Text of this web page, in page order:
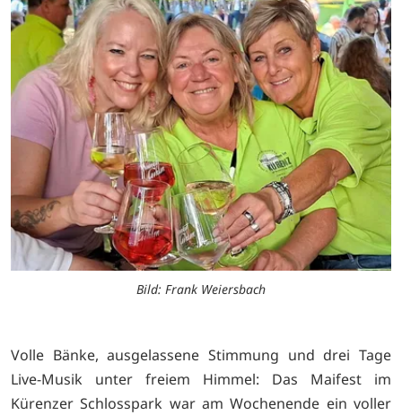
Bild: Frank Weiersbach
Volle Bänke, ausgelassene Stimmung und drei Tage
Live-Musik unter freiem Himmel: Das Maifest im
Kürenzer Schlosspark war am Wochenende ein voller